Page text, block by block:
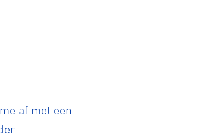
af met een